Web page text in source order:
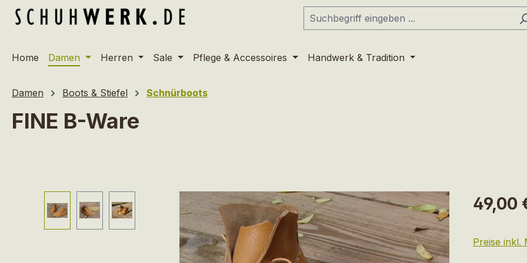
Hauptinhalt springen
Zur Suche springen
Zur Hauptnavigation springen
Home Damen Herren Sale Pflege & Accessoires Handwerk & Tradition
Damen Boots & Stiefel Schnürboots
FINE B-Ware
Regulärer
49,00
Preise inkl.